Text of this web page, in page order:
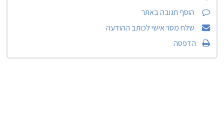
הוסף תגובה באתר
שלח מסר אישי לכותב ההודעה
הדפסה